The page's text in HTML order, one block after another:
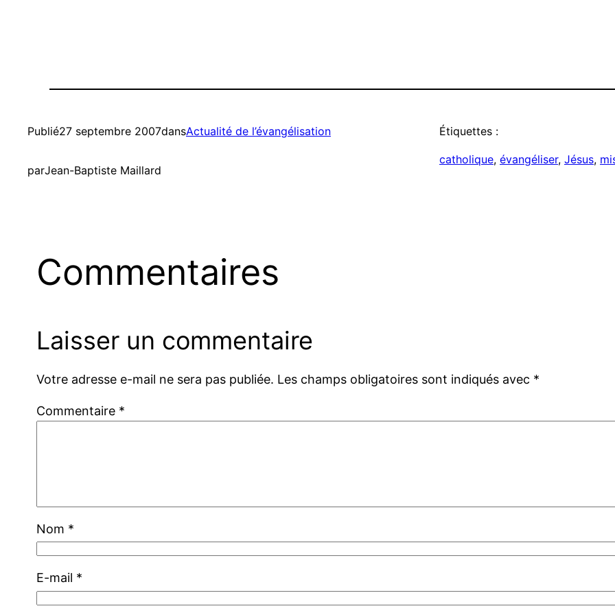
Publié27 septembre 2007dansActualité de l’évangélisation
parJean-Baptiste Maillard
Étiquettes :
catholique, évangéliser, Jésus,
Commentaires
Laisser un commentaire
Votre adresse e-mail ne sera pas publiée. Les champs obligatoires sont indiqués avec *
Commentaire *
Nom *
E-mail *